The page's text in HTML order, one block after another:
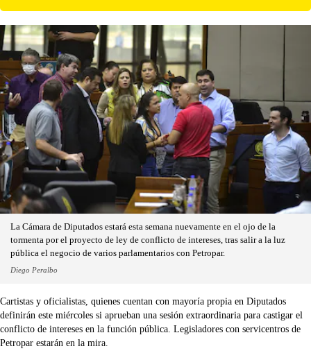
La Cámara de Diputados estará esta semana nuevamente en el ojo de la
tormenta por el proyecto de ley de conflicto de intereses, tras salir a la luz
pública el negocio de varios parlamentarios con Petropar.
Diego Peralbo
Cartistas y oficialistas, quienes cuentan con mayoría propia en Diputados
definirán este miércoles si aprueban una sesión extraordinaria para castigar el
conflicto de intereses en la función pública. Legisladores con servicentros de
Petropar estarán en la mira.